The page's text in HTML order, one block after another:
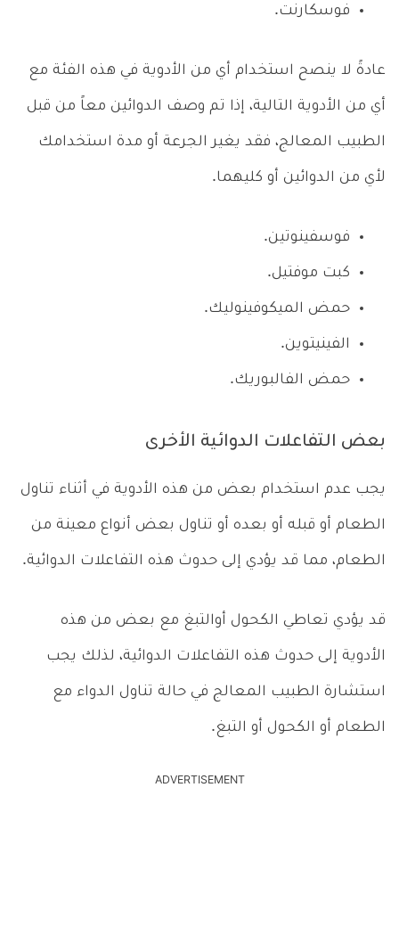
فوسكارنت.
عادةً لا ينصح استخدام أي من الأدوية في هذه الفئة مع
أي من الأدوية التالية، إذا تم وصف الدوائين معاً من قبل
الطبيب المعالج، فقد يغير الجرعة أو مدة استخدامك
لأي من الدوائين أو كليهما.
فوسفينوتين.
كبت موفتيل.
حمض الميكوفينوليك.
الفينيتوين.
حمض الفالبوريك.
بعض التفاعلات الدوائية الأخرى
يجب عدم استخدام بعض من هذه الأدوية في أثناء تناول
الطعام أو قبله أو بعده أو تناول بعض أنواع معينة من
الطعام، مما قد يؤدي إلى حدوث هذه التفاعلات الدوائية.
قد يؤدي تعاطي الكحول أوالتبغ مع بعض من هذه
الأدوية إلى حدوث هذه التفاعلات الدوائية، لذلك يجب
استشارة الطبيب المعالج في حالة تناول الدواء مع
الطعام أو الكحول أو التبغ.
ADVERTISEMENT